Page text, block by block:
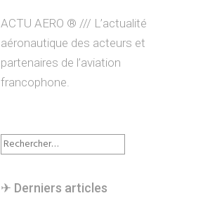
ACTU AERO ® /// L’actualité
aéronautique des acteurs et
partenaires de l’aviation
francophone.
Rechercher :
✈︎ Derniers articles